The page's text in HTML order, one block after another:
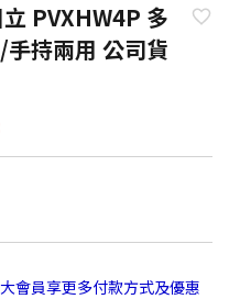
PVXHW4P 多
持兩用 公司貨
會員享更多付款方式及優惠